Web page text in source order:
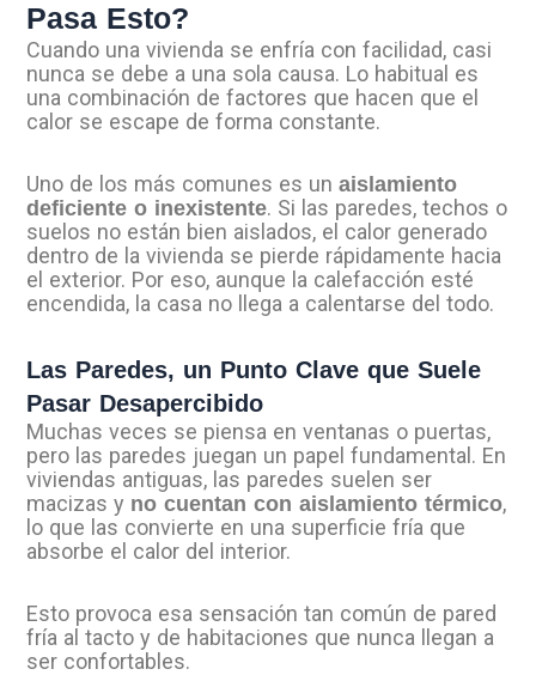
Pasa Esto?
Cuando una vivienda se enfría con facilidad, casi
nunca se debe a una sola causa. Lo habitual es
una combinación de factores que hacen que el
calor se escape de forma constante.
Uno de los más comunes es unaislamiento
deficiente o inexistente. Si las paredes, techos o
suelos no están bien aislados, el calor generado
dentro de la vivienda se pierde rápidamente hacia
el exterior. Por eso, aunque la calefacción esté
encendida, la casa no llega a calentarse del todo.
Las Paredes, un Punto Clave que Suele
Pasar Desapercibido
Muchas veces se piensa en ventanas o puertas,
pero las paredes juegan un papel fundamental. En
viviendas antiguas, las paredes suelen ser
macizas y no cuentan con aislamiento térmico,
lo que las convierte en una superficie fría que
absorbe el calor del interior.
Esto provoca esa sensación tan común de pared
fría al tacto y de habitaciones que nunca llegan a
ser confortables.